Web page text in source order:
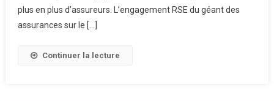
N’assure
plus en plus d’assureurs. L’engagement RSE du géant des
assurances sur le […]
Continuer la lecture